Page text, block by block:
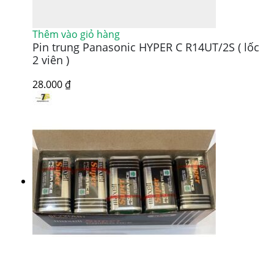
Thêm vào giỏ hàng
Pin trung Panasonic HYPER C R14UT/2S ( lốc
2 viên )
28.000 ₫